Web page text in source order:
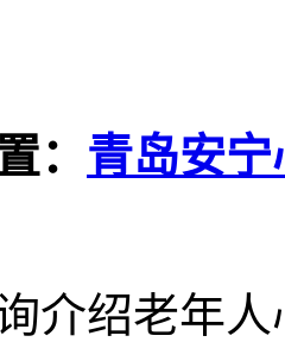
： 青岛安
介绍老年